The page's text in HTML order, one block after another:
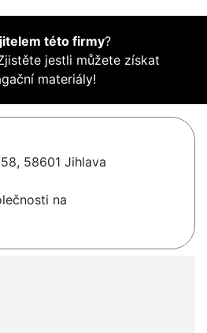
této firmy?
jestli můžete získat
materiály!
58601 Jihlava
na